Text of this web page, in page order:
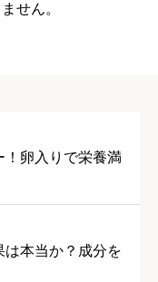
せん。
！卵入りで栄養満
は本当か？成分を